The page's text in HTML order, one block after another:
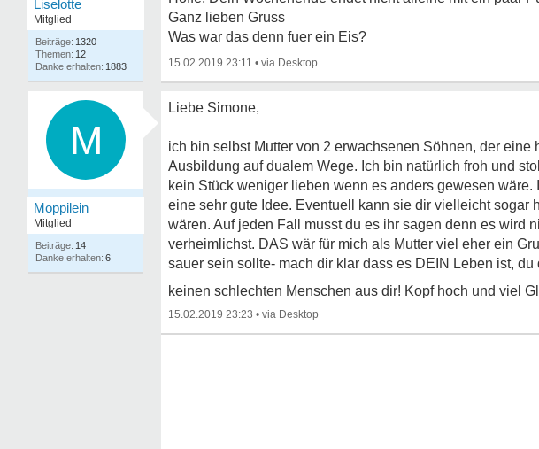
Liselotte
Mitglied
1320
12
1883
Ganz lieben Gruss
Was war das denn fuer ein Eis?
15.02.2019 23:11 •
M
Moppilein
Mitglied
14
6
Liebe Simone,
ich bin selbst Mutter von 2 erwachsenen Söhnen, der
Ausbildung auf dualem Wege. Ich bin natürlich froh und
kein Stück weniger lieben wenn es anders gewesen
eine sehr gute Idee. Eventuell kann sie dir vielleicht
wären. Auf jeden Fall musst du es ihr sagen denn es wird
verheimlichst. DAS wär für mich als Mutter viel eher ein
sauer sein sollte- mach dir klar dass es DEIN Leben ist,
keinen schlechten Menschen aus dir! Kopf hoch und viel
15.02.2019 23:23 •